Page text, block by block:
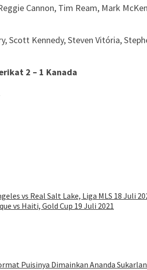
Cannon, Tim Ream, Mark
Scott Kennedy, Steven Vitória,
2 – 1 Kanada
vs Real Salt Lake, Liga MLS 18 Juli
vs Haiti, Gold Cup 19 Juli 2021
Puisinya Dimainkan Ananda